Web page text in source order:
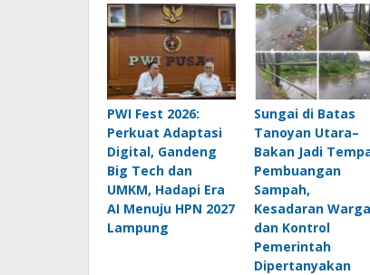
PWI Fest 2026:
Perkuat Adaptasi
Digital, Gandeng
Big Tech dan
UMKM, Hadapi Era
AI Menuju HPN 2027
Lampung
Sungai di Batas
Tanoyan Utara–
Bakan Jadi
Pembuangan
Sampah,
Kesadaran Warga
dan Kontrol
Pemerintah
Dipertanyakan